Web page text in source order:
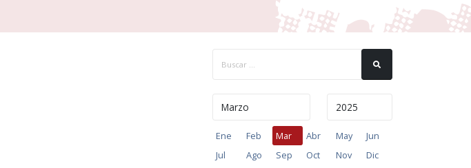
Ene Feb Mar Abr May
Jun
Jul
Ago Sep Oct Nov Dic